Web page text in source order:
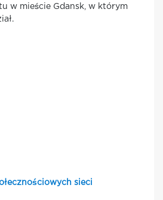
w mieście Gdansk, w którym
sieci